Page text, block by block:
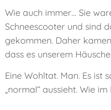
Wie auch immer… Sie
Schneescooter und sind
gekommen. Daher
dass es unserem
Eine Wohltat. Man. Es ist
„normal“ aussieht. Wie